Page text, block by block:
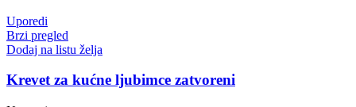
Uporedi
Brzi pregled
Dodaj na listu želja
Krevet za kućne ljubimce zatvoreni